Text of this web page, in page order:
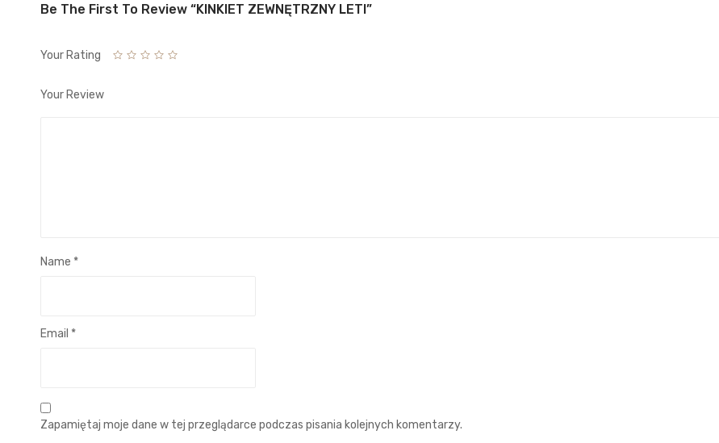
Be The First To Review “KINKIET ZEWNĘTRZNY LETI”
Your Rating
Your Review
Name *
Email *
Zapamiętaj moje dane w tej przeglądarce podczas pisania kolejnych komentarzy.